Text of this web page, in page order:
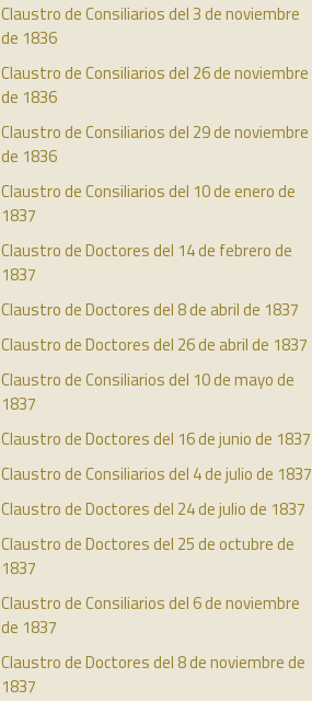
Claustro de Consiliarios del 3 de noviembre
de 1836
Claustro de Consiliarios del 26 de noviembre
de 1836
Claustro de Consiliarios del 29 de noviembre
de 1836
Claustro de Consiliarios del 10 de enero de
1837
Claustro de Doctores del 14 de febrero de
1837
Claustro de Doctores del 8 de abril de 1837
Claustro de Doctores del 26 de abril de 1837
Claustro de Consiliarios del 10 de mayo de
1837
Claustro de Doctores del 16 de junio de 1837
Claustro de Consiliarios del 4 de julio de 1837
Claustro de Doctores del 24 de julio de 1837
Claustro de Doctores del 25 de octubre de
1837
Claustro de Consiliarios del 6 de noviembre
de 1837
Claustro de Doctores del 8 de noviembre de
1837